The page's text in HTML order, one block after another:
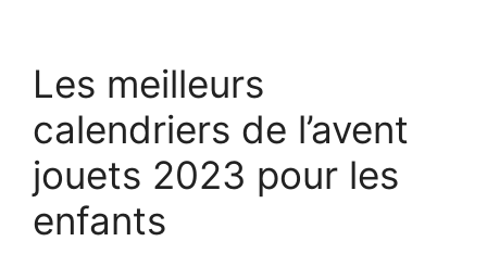
Les meilleurs
calendriers de l’avent
jouets 2023 pour les
enfants